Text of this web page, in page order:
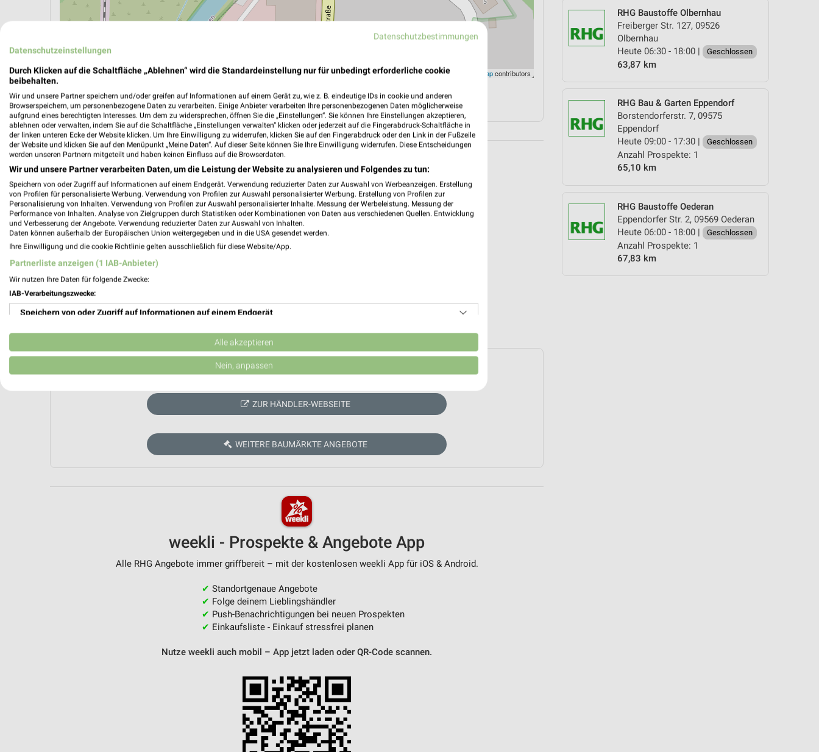
RHG Baustoffe Olbernhau
Freiberger Str. 127, 09526
Olbernhau
Heute 06:30 - 18:00 |
Geschlossen
63,87 km
RHG Bau & Garten Eppendorf
Borstendorferstr. 7, 09575
Eppendorf
Heute 09:00 - 17:30 |
Geschlossen
Anzahl Prospekte: 1
65,10 km
RHG Baustoffe Oederan
Eppendorfer Str. 2, 09569 Oederan
Heute 06:00 - 18:00 |
Geschlossen
Anzahl Prospekte: 1
67,83 km
Leaflet|©OpenStreetMapcontributors
ÖPNV ANZEIGEN LADESÄULEN ANZEIGEN NAVIGATION MIT GOOGLE/IOS MAPS
Aktuell keine Prospekte vorhanden.
ZUR HÄNDLER-WEBSEITE
WEITERE BAUMÄRKTE ANGEBOTE
weekli - Prospekte & Angebote App
Alle RHG Angebote immer griffbereit – mit der kostenlosen weekli App für iOS & Android.
✔ Standortgenaue Angebote
✔ Folge deinem Lieblingshändler
✔ Push-Benachrichtigungen bei neuen Prospekten
✔ Einkaufsliste - Einkauf stressfrei planen
Nutze weekli auch mobil – App jetzt laden oder QR-Code scannen.
Datenschutzbestimmungen
Datenschutzeinstellungen
Durch Klicken auf die Schaltfläche „Ablehnen“ wird die Standardeinstellung nur für unbedingt erforderliche cookie
beibehalten.
Wir und unsere Partner speichern und/oder greifen auf Informationen auf einem Gerät zu, wie z. B. eindeutige IDs in cookie und anderen
Browserspeichern, um personenbezogene Daten zu verarbeiten. Einige Anbieter verarbeiten Ihre personenbezogenen Daten möglicherweise
aufgrund eines berechtigten Interesses. Um dem zu widersprechen, öffnen Sie die „Einstellungen“. Sie können Ihre Einstellungen akzeptieren,
ablehnen oder verwalten, indem Sie auf die Schaltfläche „Einstellungen verwalten“ klicken oder jederzeit auf die Fingerabdruck-Schaltfläche in
der linken unteren Ecke der Website klicken. Um Ihre Einwilligung zu widerrufen, klicken Sie auf den Fingerabdruck oder den Link in der Fußzeile
der Website und klicken Sie auf den Menüpunkt „Meine Daten“. Auf dieser Seite können Sie Ihre Einwilligung widerrufen. Diese Entscheidungen
werden unseren Partnern mitgeteilt und haben keinen Einfluss auf die Browserdaten.
Wir und unsere Partner verarbeiten Daten, um die Leistung der Website zu analysieren und Folgendes zu tun:
Speichern von oder Zugriff auf Informationen auf einem Endgerät. Verwendung reduzierter Daten zur Auswahl von Werbeanzeigen. Erstellung
von Profilen für personalisierte Werbung. Verwendung von Profilen zur Auswahl personalisierter Werbung. Erstellung von Profilen zur
Personalisierung von Inhalten. Verwendung von Profilen zur Auswahl personalisierter Inhalte. Messung der Werbeleistung. Messung der
Performance von Inhalten. Analyse von Zielgruppen durch Statistiken oder Kombinationen von Daten aus verschiedenen Quellen. Entwicklung
und Verbesserung der Angebote. Verwendung reduzierter Daten zur Auswahl von Inhalten.
Daten können außerhalb der Europäischen Union weitergegeben und in die USA gesendet werden.
Ihre Einwilligung und die cookie Richtlinie gelten ausschließlich für diese Website/App.
Partnerliste anzeigen (1 IAB-Anbieter)
Wir nutzen Ihre Daten für folgende Zwecke:
IAB-Verarbeitungszwecke:
Speichern von oder Zugriff auf Informationen auf einem Endgerät
Verwendung reduzierter Daten zur Auswahl von Werbeanzeigen
Erstellung von Profilen für personalisierte Werbung
Erstellung von Profilen zur Personalisierung von Inhalten
Verwendung von Profilen zur Auswahl personalisierter Inhalte
Analyse von Zielgruppen durch Statistiken oder Kombinationen von Daten aus verschiedenen
Entwicklung und Verbesserung der Angebote
Alle akzeptieren
Nein, anpassen